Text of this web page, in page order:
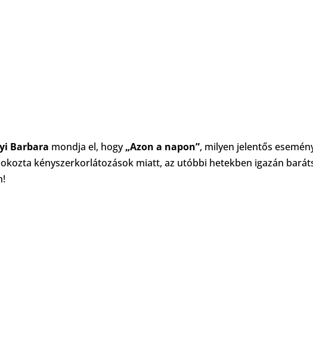
Barbara mondja el, hogy„Azon a napon”, milyen jelentős
kényszerkorlátozások miatt, az utóbbi hetekben igazán